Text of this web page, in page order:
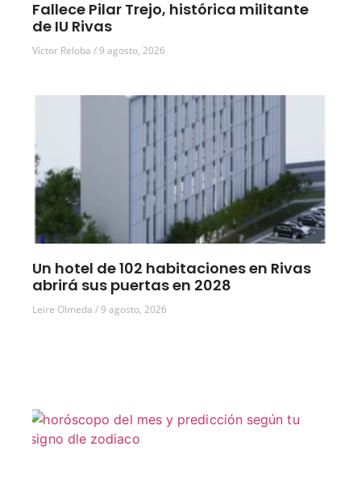
Fallece Pilar Trejo, histórica militante
de IU Rivas
Víctor Reloba 9 agosto, 2026
Un hotel de 102 habitaciones en Rivas
abrirá sus puertas en 2028
Leire Olmeda 9 agosto, 2026